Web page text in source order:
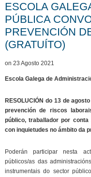
ESCOLA
PÚBLICA
PREVENCIÓN
(GRATUÍTO)
on 23 Agosto 2021
Escola Galega de
RESOLUCIÓN do 13 de
prevención de riscos
público, traballador por
con inquietudes no ámbito da
Poderán participar nesta
públicos/as das
instrumentais do sector